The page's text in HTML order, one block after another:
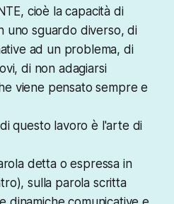
cioè la capacità di
uno sguardo diverso, di
ad un problema, di
di non adagiarsi
viene pensato sempre e
questo lavoro è l'arte di
detta o espressa in
sulla parola scritta